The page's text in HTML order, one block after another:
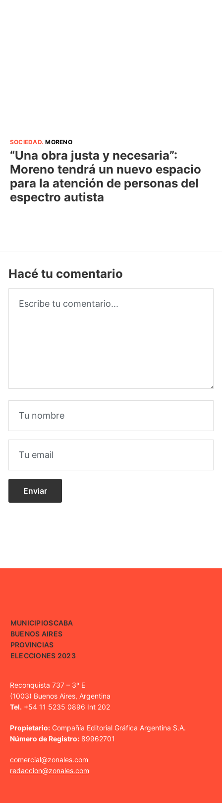
SOCIEDAD.MORENO
“Una obra justa y necesaria”:
Moreno tendrá un nuevo espacio
para la atención de personas del
espectro autista
Hacé tu comentario
MUNICIPIOSCABA
BUENOS AIRES
PROVINCIAS
ELECCIONES 2023
Reconquista 737 – 3º E
(1003) Buenos Aires, Argentina
Tel. +54 11 5235 0896 Int 202
Propietario: Compañía Editorial Gráfica Argentina S.A.
Número de Registro: 89962701
comercial@zonales.com
redaccion@zonales.com